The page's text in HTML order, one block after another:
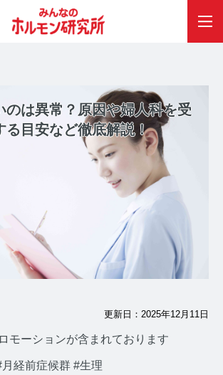
のは異常？原因や婦人科を受
る目安など徹底解説！
更新日：2025年12月11日
モーションが含まれております
月経前症候群 #生理